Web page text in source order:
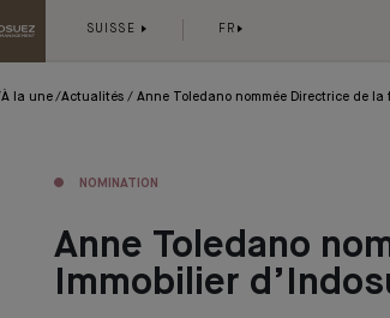
SUISSE FR
À la une Actualités Anne Toledano nommée Directrice de la
NOMINATION
Anne Toledano
Immobilier